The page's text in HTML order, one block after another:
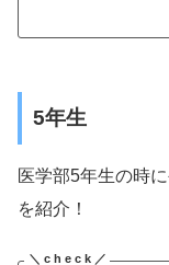
5年生
医学部5年生の時
を紹介！